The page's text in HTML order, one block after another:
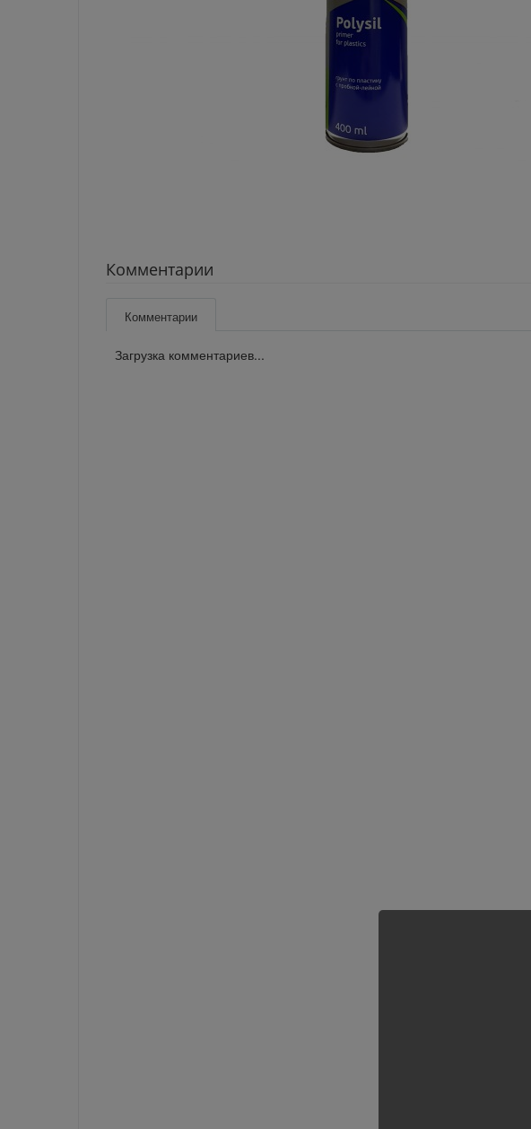
Комментарии
Комментарии
Загрузка комментариев...